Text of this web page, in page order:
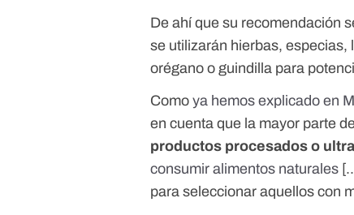
De ahí que su recomendación
se utilizarán hierbas, especias,
orégano o guindilla para
Comoya hemos explicado en
en cuenta que la mayor parte
productos procesados o
consumir alimentos naturales
para seleccionar aquellos con